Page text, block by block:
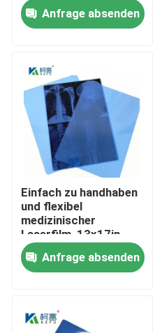
Röntgenfilm PET
Anfrage absenden
Einfach zu handhaben
und flexibel
medizinischer
Laserfilm, 13x17in,
0,15mm, mit einer
glatten und
biegfähigen
Anfrage absenden